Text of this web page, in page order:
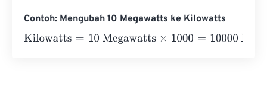
Contoh: Mengubah 10 Megawatts ke Kilowatts
Kilowatts=10 Megawatts×1000=10000 Kilowatts